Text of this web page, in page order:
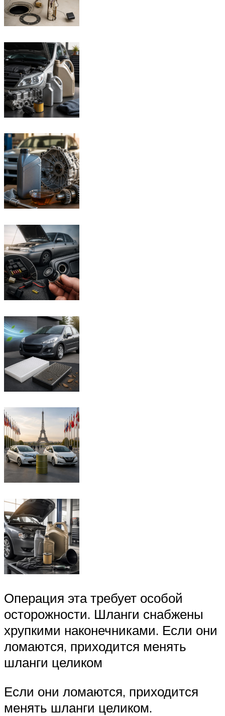
Операция эта требует особой
осторожности. Шланги снабжены
хрупкими наконечниками. Если они
ломаются, приходится менять
шланги целиком
Если они ломаются, приходится
менять шланги целиком.